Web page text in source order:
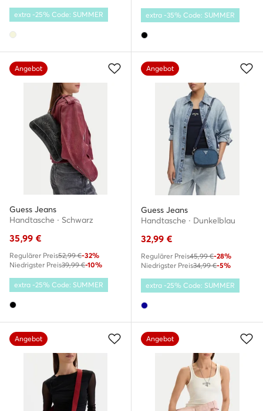
extra -25% Code: SUMMER extra -35% Code: SUMMER
Angebot
Guess Jeans
Handtasche · Schwarz
35,99 €
Regulärer Preis52,99 €-32%
Niedrigster Preis39,99 €-10%
extra -25% Code: SUMMER
Angebot
Guess Jeans
Handtasche · Dunkelblau
32,99 €
Regulärer Preis45,99 €-28%
Niedrigster Preis34,99 €-5%
extra -25% Code: SUMMER
Angebot Angebot